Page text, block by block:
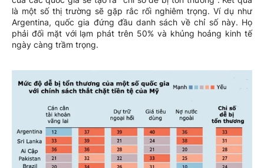
là một số thị trường sẽ gặp rắc rối nghiêm trọng. Ví dụ như
Argentina, quốc gia đứng đầu danh sách về chỉ số này. Họ
phải đối mặt với lạm phát trên 50% và khủng hoảng kinh tế
ngày càng trầm trọng.